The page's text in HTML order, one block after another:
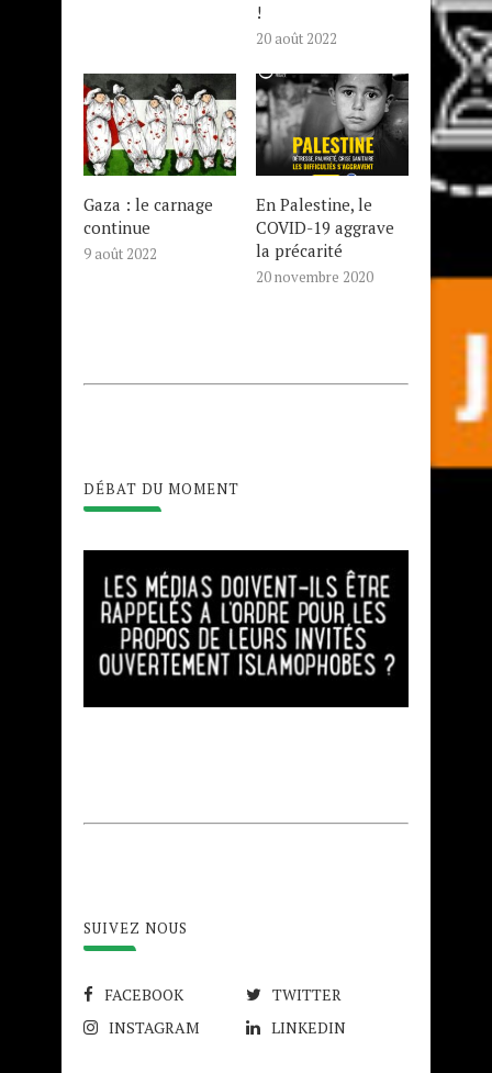
!
20 août 2022
Gaza : le carnage
continue
9 août 2022
En Palestine, le
COVID-19 aggrave
la précarité
20 novembre 2020
DÉBAT DU MOMENT
SUIVEZ NOUS
FACEBOOK
TWITTER
INSTAGRAM
LINKEDIN